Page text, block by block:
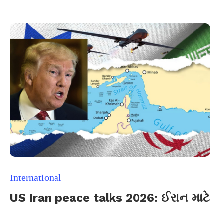
International
US Iran peace talks 2026: ઈરાન માટે